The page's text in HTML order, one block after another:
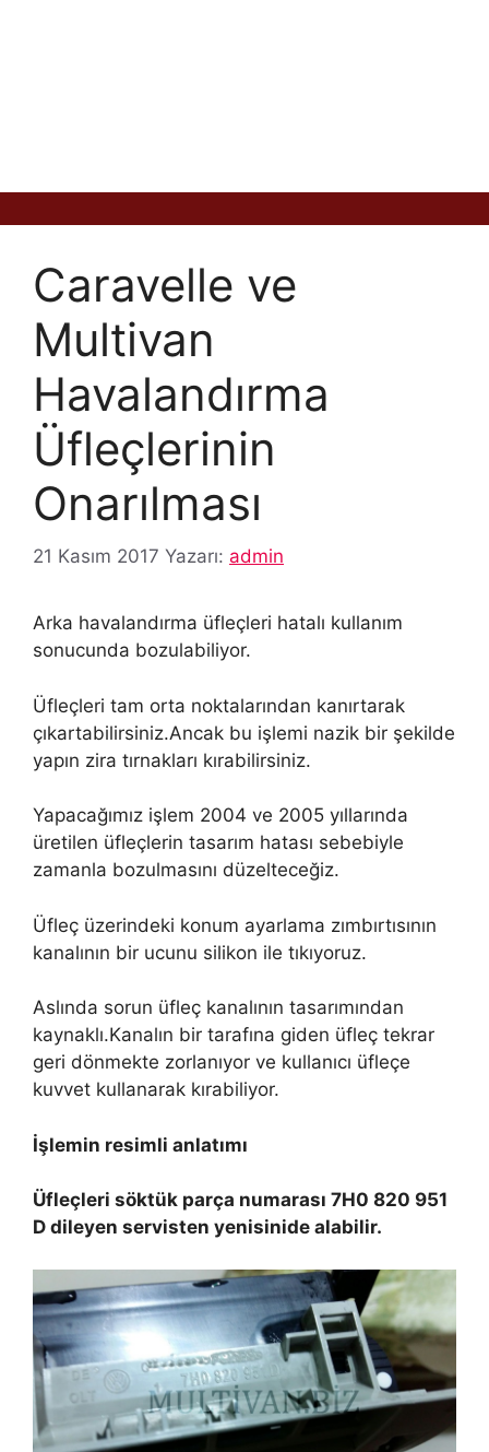
Caravelle ve
Multivan
Havalandırma
Üfleçlerinin
Onarılması
21 Kasım 2017 Yazarı: admin
Arka havalandırma üfleçleri hatalı kullanım
sonucunda bozulabiliyor.
Üfleçleri tam orta noktalarından kanırtarak
çıkartabilirsiniz.Ancak bu işlemi nazik bir şekilde
yapın zira tırnakları kırabilirsiniz.
Yapacağımız işlem 2004 ve 2005 yıllarında
üretilen üfleçlerin tasarım hatası sebebiyle
zamanla bozulmasını düzelteceğiz.
Üfleç üzerindeki konum ayarlama zımbırtısının
kanalının bir ucunu silikon ile tıkıyoruz.
Aslında sorun üfleç kanalının tasarımından
kaynaklı.Kanalın bir tarafına giden üfleç tekrar
geri dönmekte zorlanıyor ve kullanıcı üfleçe
kuvvet kullanarak kırabiliyor.
İşlemin resimli anlatımı
Üfleçleri söktük parça numarası 7H0 820 951
D dileyen servisten yenisinide alabilir.